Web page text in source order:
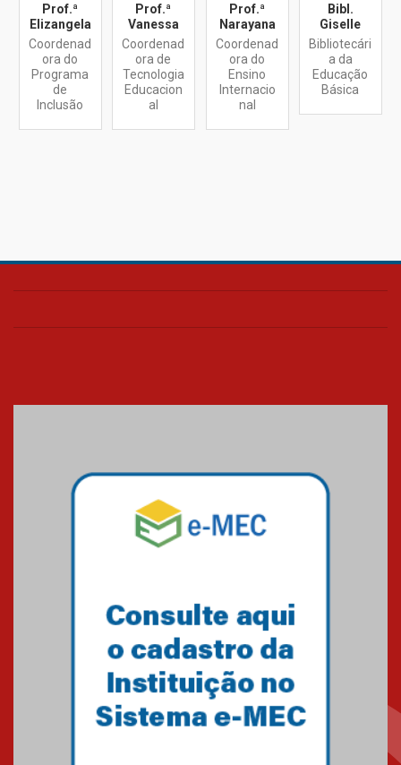
Prof.ª
Elizangela
Coordenad
ora do
Programa
de
Inclusão
Prof.ª
Vanessa
Coordenad
ora de
Tecnologia
Educacion
al
Prof.ª
Narayana
Coordenad
ora do
Ensino
Internacio
nal
Bibl.
Giselle
Bibliotecári
a da
Educação
Básica